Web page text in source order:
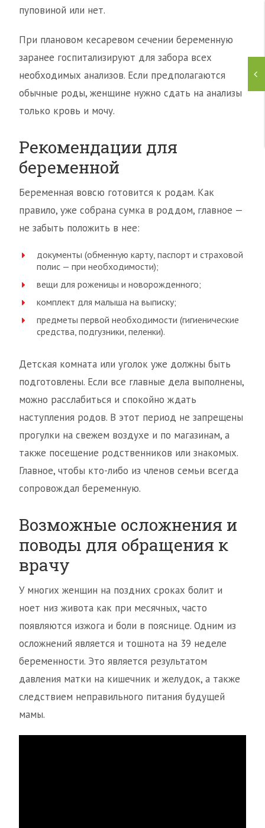
пуповиной или нет.
При плановом кесаревом сечении беременную
заранее госпитализируют для забора всех
необходимых анализов. Если предполагаются
обычные роды, женщине нужно сдать на анализы
только кровь и мочу.
Рекомендации для
беременной
Беременная вовсю готовится к родам. Как
правило, уже собрана сумка в роддом, главное —
не забыть положить в нее:
документы (обменную карту, паспорт и страховой
полис — при необходимости);
вещи для роженицы и новорожденного;
комплект для малыша на выписку;
предметы первой необходимости (гигиенические
средства, подгузники, пеленки).
Детская комната или уголок уже должны быть
подготовлены. Если все главные дела выполнены,
можно расслабиться и спокойно ждать
наступления родов. В этот период не запрещены
прогулки на свежем воздухе и по магазинам, а
также посещение родственников или знакомых.
Главное, чтобы кто-либо из членов семьи всегда
сопровождал беременную.
Возможные осложнения и
поводы для обращения к
врачу
У многих женщин на поздних сроках болит и
ноет низ живота как при месячных, часто
появляются изжога и боли в пояснице. Одним из
осложнений является и тошнота на 39 неделе
беременности. Это является результатом
давления матки на кишечник и желудок, а также
следствием неправильного питания будущей
мамы.